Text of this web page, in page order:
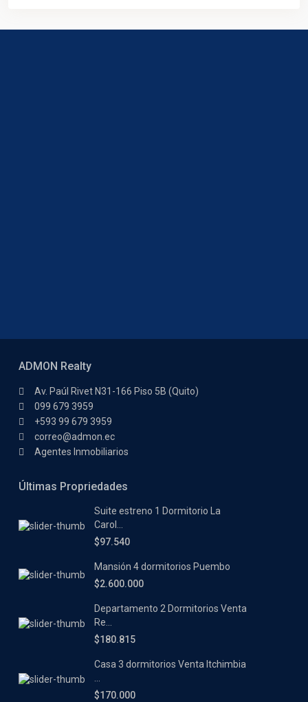
ADMON Realty
Av. Paúl Rivet N31-166 Piso 5B (Quito)
099 679 3959
+593 99 679 3959
correo@admon.ec
Agentes Inmobiliarios
Últimas Propriedades
Suite estreno 1 Dormitorio La
Carol...
$97.540
Mansión 4 dormitorios Puembo
$2.600.000
Departamento 2 Dormitorios Venta
Re...
$180.815
Casa 3 dormitorios Venta Itchimbia
$170.000